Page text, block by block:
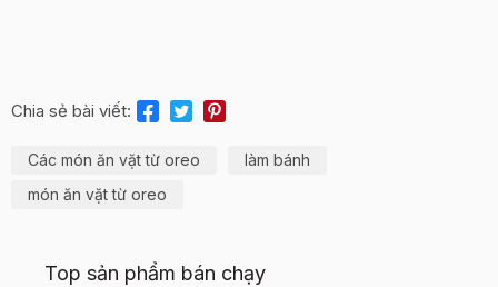
Chia sẻ bài viết:
Các món ăn vặt từ oreo
làm bánh
món ăn vặt từ oreo
Top sản phẩm bán chạy